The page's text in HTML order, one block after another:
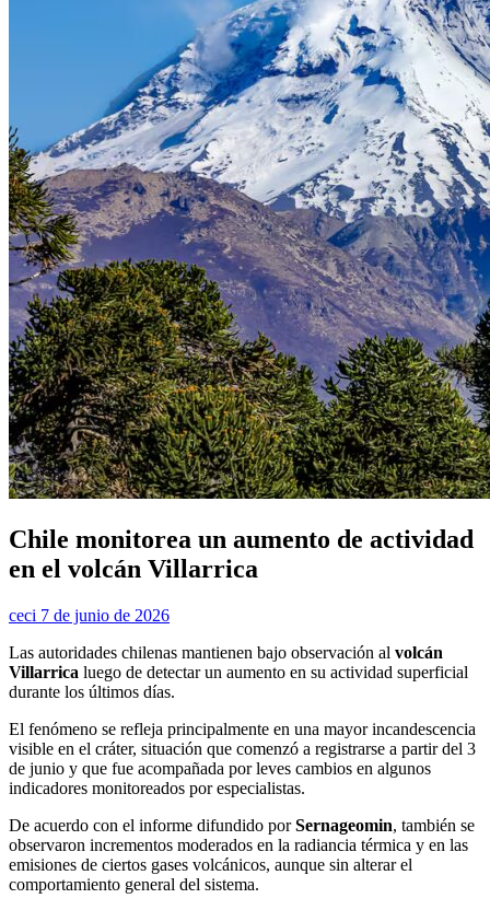
Chile monitorea un aumento de actividad
en el volcán Villarrica
ceci 7 de junio de 2026
Las autoridades chilenas mantienen bajo observación al volcán
Villarrica luego de detectar un aumento en su actividad superficial
durante los últimos días.
El fenómeno se refleja principalmente en una mayor incandescencia
visible en el cráter, situación que comenzó a registrarse a partir del 3
de junio y que fue acompañada por leves cambios en algunos
indicadores monitoreados por especialistas.
De acuerdo con el informe difundido porSernageomin, también se
observaron incrementos moderados en la radiancia térmica y en las
emisiones de ciertos gases volcánicos, aunque sin alterar el
comportamiento general del sistema.